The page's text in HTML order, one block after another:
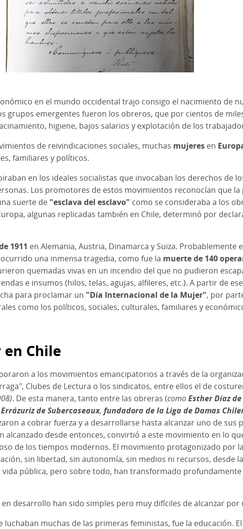
en el mundo occidental trajo consigo el nacimiento de
grupos emergentes fueron los obreros, que por cientos de
higiene, bajos salarios y explotación de los
de reivindicaciones sociales, muchas mujeres en
familiares y políticos.
en los ideales socialistas que invocaban los derechos de
Los promotores de estos movimientos reconocían que
suerte de "esclava del esclavo" como se consideraba a los
algunas replicadas también en Chile, determinó por
1911 en Alemania, Austria, Dinamarca y Suiza.
una inmensa tragedia, como fue la muerte de 140
quemadas vivas en un incendio del que no pudieron
e insumos (hilos, telas, agujas, alfileres, etc.). A partir de
para proclamar un "Día Internacional de la Mujer", por
como los políticos, sociales, culturales, familiares y
Chile
a los movimientos emancipatorios a través de la
Clubes de Lectura o los sindicatos, entre ellos el de
. De esta manera, tanto entre las obreras (comoEsther Díaz
de Subercaseaux, fundadora de la Liga de Damas
a cobrar fuerza y a desarrollarse hasta alcanzar uno de sus
alcanzado desde entonces, convirtió a este movimiento en lo
de los tiempos modernos. El movimiento protagonizado por
sin libertad, sin autonomía, sin medios ni recursos, desde
pública, pero sobre todo, han transformado
desarrollo han sido simples pero muy difíciles de alcanzar por
muchas de las primeras feministas, fue la educación.